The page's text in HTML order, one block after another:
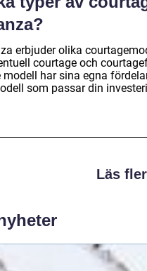
erbjuder olika
courtage och
modell har sina egna
som passar din
Läs